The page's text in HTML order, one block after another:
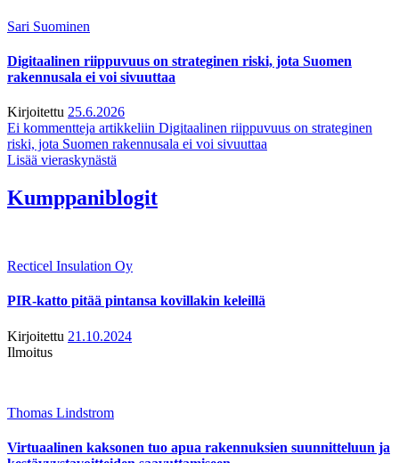
Sari Suominen
Digitaalinen riippuvuus on strateginen riski, jota Suomen
rakennusala ei voi sivuuttaa
Kirjoitettu 25.6.2026
Ei kommentteja artikkeliin Digitaalinen riippuvuus on strateginen
riski, jota Suomen rakennusala ei voi sivuuttaa
Lisää vieraskynästä
Kumppaniblogit
Recticel Insulation Oy
PIR-katto pitää pintansa kovillakin keleillä
Kirjoitettu 21.10.2024
Ilmoitus
Thomas Lindstrom
Virtuaalinen kaksonen tuo apua rakennuksien suunnitteluun ja